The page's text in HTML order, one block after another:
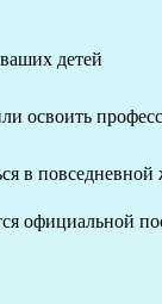
детей
освоить
в
официальной